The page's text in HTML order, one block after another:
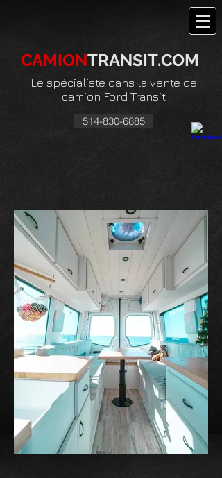
CAMIONTRANSIT.COM
514-830-6885
Le spécialiste dans la vente de
camion Ford Transit